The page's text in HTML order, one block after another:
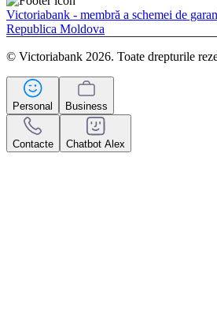
Victoriabank - membră a schemei de
Republica Moldova
© Victoriabank 2026. Toate drepturile
Personal Business
Contacte Chatbot Alex